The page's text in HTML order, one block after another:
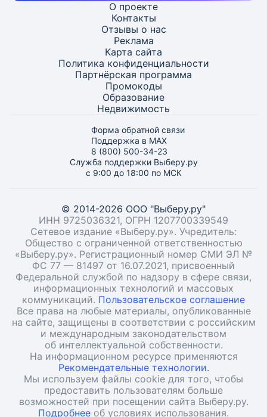
О проекте
Контакты
Отзывы о нас
Реклама
Карта сайта
Политика конфиденциальности
Партнёрская программа
Промокоды
Образование
Недвижимость
Форма обратной связи
Поддержка в MAX
8 (800) 500-34-23
Служба поддержки Выберу.ру
с 9:00 до 18:00 по МСК
© 2014-2026 ООО "Выберу.ру"
ИНН 9725036321, ОГРН 1207700339549
Сетевое издание «Выберу.ру». Учредитель:
Общество с ограниченной ответственностью
«Выберу.ру». Регистрационный номер СМИ ЭЛ №
ФС 77 — 81497 от 16.07.2021, присвоенный
Федеральной службой по надзору в сфере связи,
информационных технологий и массовых
коммуникаций. Пользовательское соглашение
Все права на любые материалы, опубликованные
на сайте, защищены в соответствии с российским
и международным законодательством
об интеллектуальной собственности.
На информационном ресурсе применяются
Рекомендательные технологии.
Мы используем файлы cookie для того, чтобы
предоставить пользователям больше
возможностей при посещении сайта Выберу.ру.
Подробнее об условиях использования.